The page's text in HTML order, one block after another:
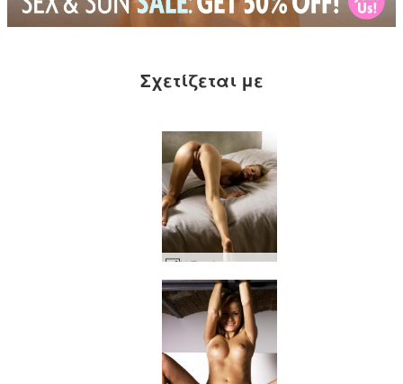
Σχετίζεται με
Η Σοφία στο κρεβάτι #131